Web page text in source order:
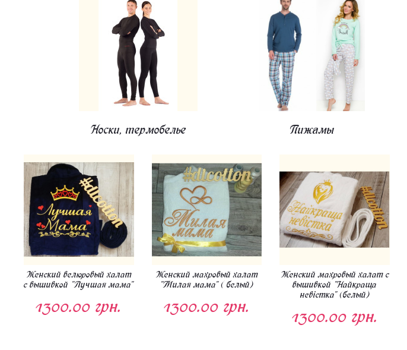
Носки, термобелье Пижамы
Женский велюровый халат
с вышивкой "Лучшая мама"
1300.00 грн.
Женский махровый халат
"Милая мама" ( белый)
1300.00 грн.
Женский махровый халат с
вышивкой "Найкраща
невістка" (белый)
1300.00 грн.